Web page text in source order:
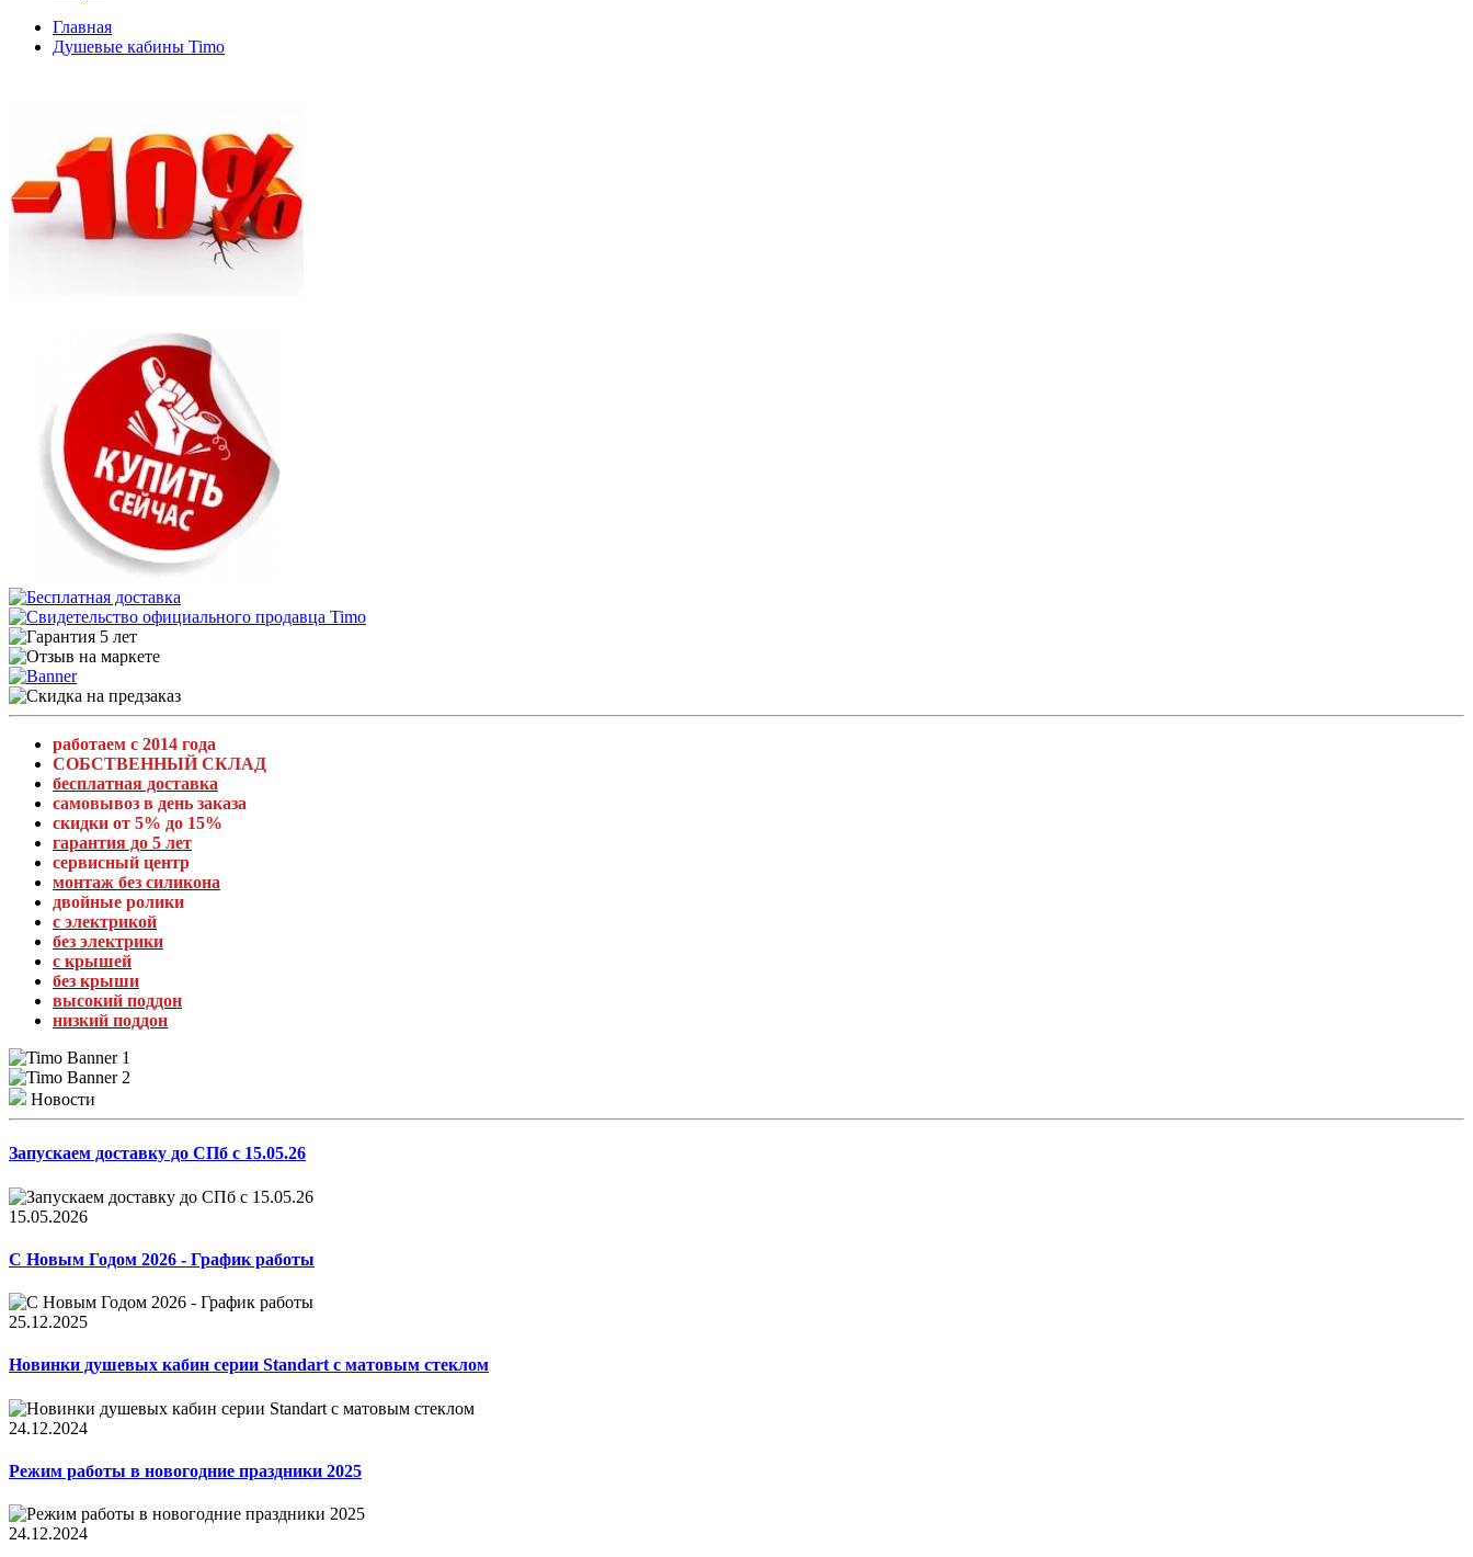
Главная
Душевые кабины Timo
работаем с 2014 года
СОБСТВЕННЫЙ СКЛАД
бесплатная доставка
самовывоз в день заказа
скидки от 5% до 15%
гарантия до 5 лет
сервисный центр
монтаж без силикона
двойные ролики
с электрикой
без электрики
с крышей
без крыши
высокий поддон
низкий поддон
Новости
Запускаем доставку до СПб с 15.05.26
15.05.2026
С Новым Годом 2026 - График работы
25.12.2025
Новинки душевых кабин серии Standart с матовым стеклом
24.12.2024
Режим работы в новогодние праздники 2025
24.12.2024